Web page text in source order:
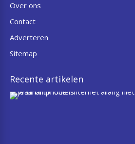
Over ons
Contact
Adverteren
Sitemap
Recente artikelen